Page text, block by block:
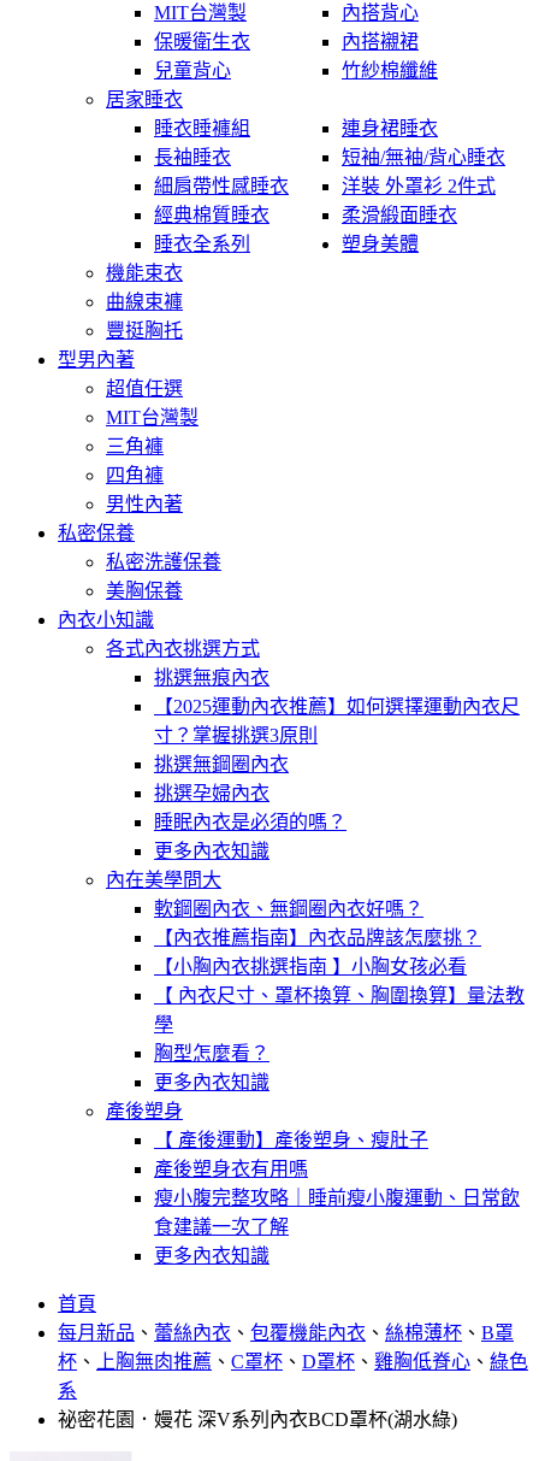
MIT台灣製
內搭背心
保暖衛生衣
內搭襯裙
兒童背心
竹紗棉纖維
居家睡衣
睡衣睡褲組
連身裙睡衣
長袖睡衣
短袖/無袖/背心睡衣
細肩帶性感睡衣
洋裝 外罩衫 2件式
經典棉質睡衣
柔滑緞面睡衣
睡衣全系列
塑身美體
機能束衣
曲線束褲
豐挺胸托
型男內著
超值任選
MIT台灣製
三角褲
四角褲
男性內著
私密保養
私密洗護保養
美胸保養
內衣小知識
各式內衣挑選方式
挑選無痕內衣
【2025運動內衣推薦】如何選擇運動內衣尺
寸？掌握挑選3原則
挑選無鋼圈內衣
挑選孕婦內衣
睡眠內衣是必須的嗎？
更多內衣知識
內在美學問大
軟鋼圈內衣、無鋼圈內衣好嗎？
【內衣推薦指南】內衣品牌該怎麼挑？
【小胸內衣挑選指南 】小胸女孩必看
【 內衣尺寸、罩杯換算、胸圍換算】量法教
學
胸型怎麼看？
更多內衣知識
產後塑身
【 產後運動】產後塑身、瘦肚子
產後塑身衣有用嗎
瘦小腹完整攻略｜睡前瘦小腹運動、日常飲
食建議一次了解
更多內衣知識
首頁
每月新品 、 蕾絲內衣 、 包覆機能內衣 、 絲棉薄杯 、 B罩
杯 、 上胸無肉推薦 、 C罩杯 、 D罩杯 、 雞胸低脊心 、 綠色
系
祕密花園．嫚花 深V系列內衣BCD罩杯(湖水綠)